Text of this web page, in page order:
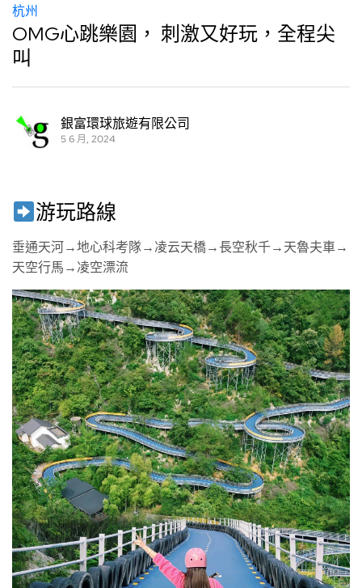
杭州
OMG心跳樂園， 刺激又好玩，全程尖
叫
銀富環球旅遊有限公司
5 6 月, 2024
游玩路線
垂通天河→地心科考隊→凌云天橋→長空秋千→天魯夫車→
天空行馬→凌空漂流